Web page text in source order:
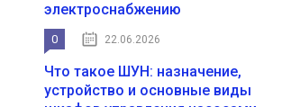
электроснабжению
0 22.06.2026
Что такое ШУН: назначение,
устройство и основные виды